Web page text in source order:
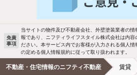
駐車場あり
洗濯機置場あり
エアコンあり
免責
事項
当サイトの物件及び不動産会社、外壁塗装業者の
報であり、ニフティライフスタイル株式会社は内容
ださい。本サービス内でお客様が入力される個人
の定める個人情報規約に従って取り扱われます。
不動産・住宅情報のニフティ不動産 賃貸